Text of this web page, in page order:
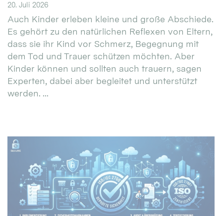
20. Juli 2026
Auch Kinder erleben kleine und große Abschiede.
Es gehört zu den natürlichen Reflexen von Eltern,
dass sie ihr Kind vor Schmerz, Begegnung mit
dem Tod und Trauer schützen möchten. Aber
Kinder können und sollten auch trauern, sagen
Experten, dabei aber begleitet und unterstützt
werden. ...